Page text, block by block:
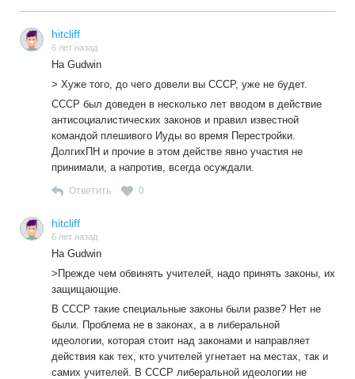
hitcliff
6 лет назад
На Gudwin
> Хуже того, до чего довели вы СССР, уже не будет.
СССР был доведен в несколько лет вводом в действие
антисоциалистических законов и правил известной
командой плешивого Иуды во время Перестройки.
ДолгихПН и прочие в этом действе явно участия не
принимали, а напротив, всегда осуждали.
Ответить 0
hitcliff
6 лет назад
На Gudwin
>Прежде чем обвинять учителей, надо принять законы, их
защищающие.
В СССР такие специальные законы были разве? Нет не
были. Проблема не в законах, а в либеральной
идеологии, которая стоит над законами и направляет
действия как тех, кто учителей угнетает на местах, так и
самих учителей. В СССР либеральной идеологии не